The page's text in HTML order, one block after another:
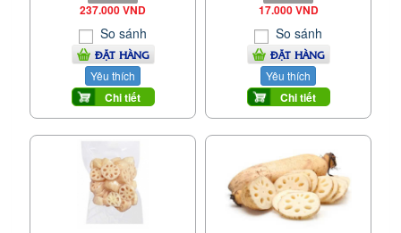
237.000 VND
So sánh
ĐẶT HÀNG
Yêu thích
Chi tiết
17.000 VND
So sánh
ĐẶT HÀNG
Yêu thích
Chi tiết